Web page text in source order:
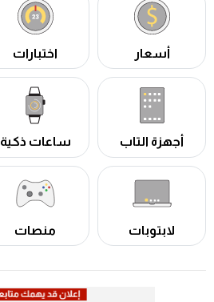
أسعار اختبارات
أجهزة التاب ساعات ذكية
لابتوبات منصات